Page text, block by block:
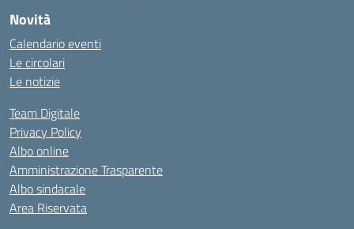
Novità
Calendario eventi
Le circolari
Le notizie
Team Digitale
Privacy Policy
Albo online
Amministrazione Trasparente
Albo sindacale
Area Riservata